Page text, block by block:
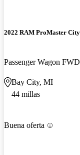
2022 RAM ProMaster City
Passenger Wagon FWD
Bay City, MI
44 millas
Buena oferta